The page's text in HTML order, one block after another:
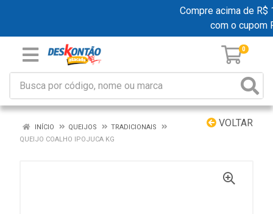
Compre acima de R$
com o cupom
0
VOLTAR
INÍCIO QUEIJOS
TRADICIONAIS
QUEIJO COALHO IPOJUCA KG